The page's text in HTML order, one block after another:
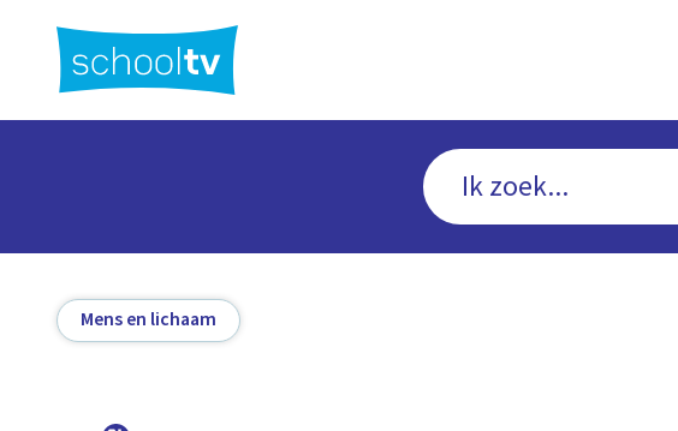
hoofdinhoud
Mens en lichaam